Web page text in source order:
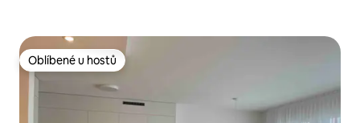
Oblíbené u hostů
Oblíbené u hostů